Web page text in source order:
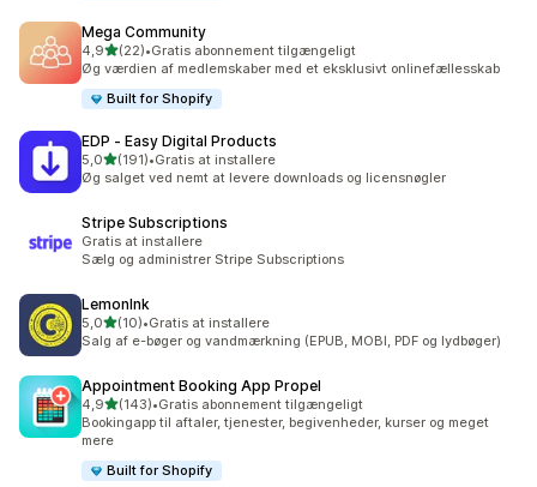
Mega Community
4,9ud af 5 stjerner
(22)
22 anmeldelser i alt
•Gratis abonnement tilgængeligt
Øg værdien af medlemskaber med et eksklusivt onlinefællesskab
Built for Shopify
EDP ‑ Easy Digital Products
5,0ud af 5 stjerner
(191)
191 anmeldelser i alt
•Gratis at installere
Øg salget ved nemt at levere downloads og licensnøgler
Stripe Subscriptions
Gratis at installere
Sælg og administrer Stripe Subscriptions
LemonInk
5,0ud af 5 stjerner
(10)
10 anmeldelser i alt
•Gratis at installere
Salg af e-bøger og vandmærkning (EPUB, MOBI, PDF og lydbøger)
Appointment Booking App Propel
4,9ud af 5 stjerner
(143)
143 anmeldelser i alt
•Gratis abonnement tilgængeligt
Bookingapp til aftaler, tjenester, begivenheder, kurser og meget
mere
Built for Shopify